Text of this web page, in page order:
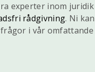
experter inom juridik
rådgivning. Ni kan
i vår omfattande